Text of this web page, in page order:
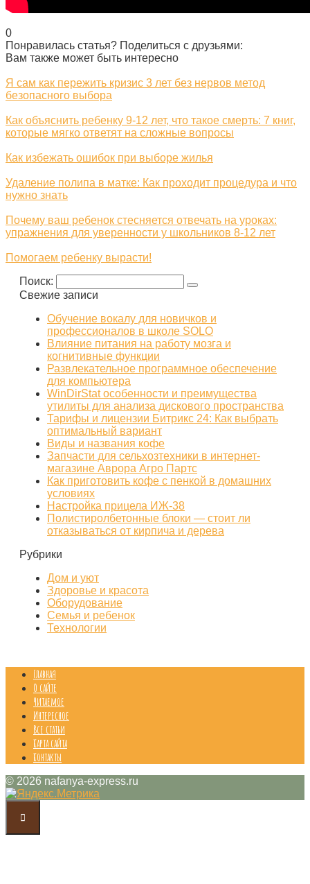
0
Понравилась статья? Поделиться с друзьями:
Вам также может быть интересно
Я сам как пережить кризис 3 лет без нервов метод
безопасного выбора
Как объяснить ребенку 9-12 лет, что такое смерть: 7 книг,
которые мягко ответят на сложные вопросы
Как избежать ошибок при выборе жилья
Удаление полипа в матке: Как проходит процедура и что
нужно знать
Почему ваш ребенок стесняется отвечать на уроках:
упражнения для уверенности у школьников 8-12 лет
Помогаем ребенку вырасти!
Поиск:
Свежие записи
Обучение вокалу для новичков и
профессионалов в школе SOLO
Влияние питания на работу мозга и
когнитивные функции
Развлекательное программное обеспечение
для компьютера
WinDirStat особенности и преимущества
утилиты для анализа дискового пространства
Тарифы и лицензии Битрикс 24: Как выбрать
оптимальный вариант
Виды и названия кофе
Запчасти для сельхозтехники в интернет-
магазине Аврора Агро Партс
Как приготовить кофе с пенкой в домашних
условиях
Настройка прицела ИЖ‑38
Полистиролбетонные блоки — стоит ли
отказываться от кирпича и дерева
Рубрики
Дом и уют
Здоровье и красота
Оборудование
Семья и ребенок
Технологии
Главная
О сайте
Читаемое
Интересное
Все статьи
Карта сайта
Контакты
© 2026 nafanya-express.ru